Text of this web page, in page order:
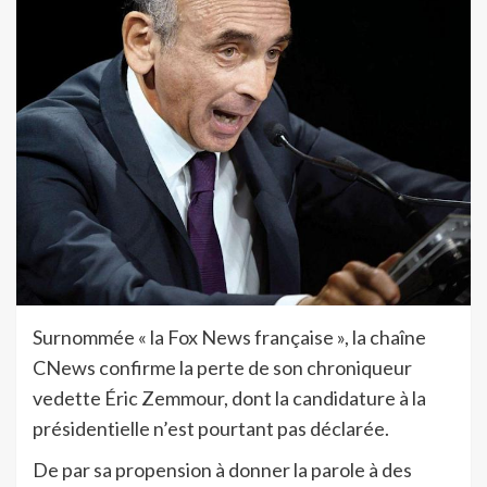
Surnommée « la Fox News française », la chaîne
CNews confirme la perte de son chroniqueur
vedette Éric Zemmour, dont la candidature à la
présidentielle n’est pourtant pas déclarée.
De par sa propension à donner la parole à des